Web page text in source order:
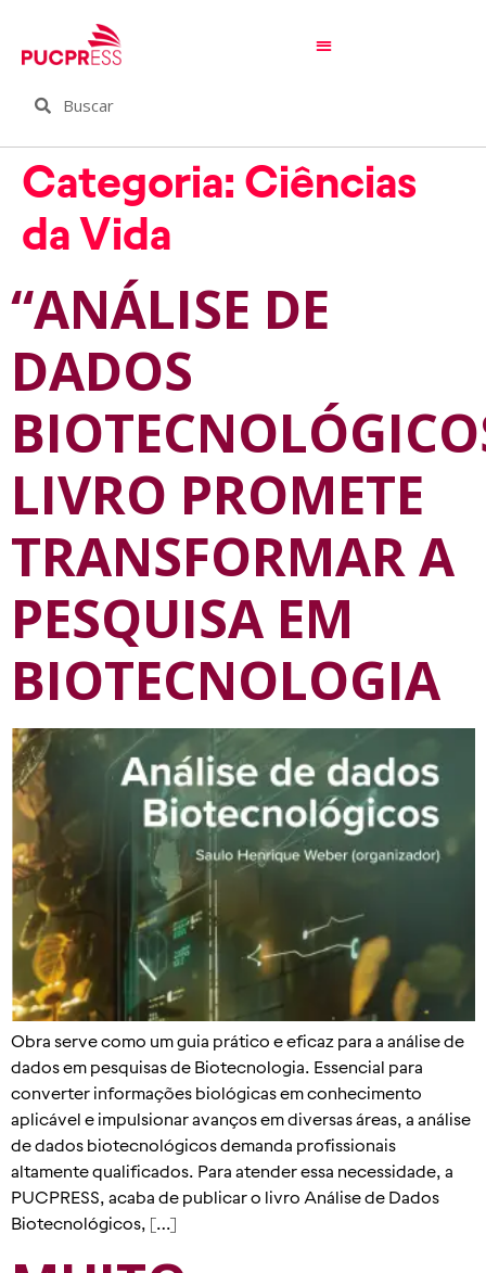
Categoria: Ciências
da Vida
“ANÁLISE DE
DADOS
LIVRO PROMETE
TRANSFORMAR A
PESQUISA EM
BIOTECNOLOGIA
Obra serve como um guia prático e eficaz para a análise de
dados em pesquisas de Biotecnologia. Essencial para
converter informações biológicas em conhecimento
aplicável e impulsionar avanços em diversas áreas, a análise
de dados biotecnológicos demanda profissionais
altamente qualificados. Para atender essa necessidade, a
PUCPRESS, acaba de publicar o livro Análise de Dados
Biotecnológicos, […]